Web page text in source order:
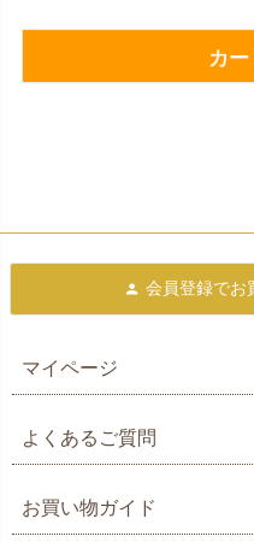
カ
会員登録でお
マイページ
よくあるご質問
お買い物ガイド